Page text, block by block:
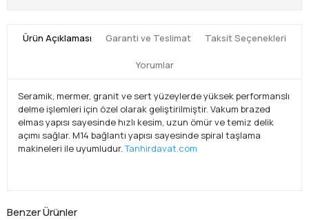
Ürün Açıklaması Garanti ve Teslimat Taksit Seçenekleri
Yorumlar
Seramik, mermer, granit ve sert yüzeylerde yüksek performanslı
delme işlemleri için özel olarak geliştirilmiştir. Vakum brazed
elmas yapısı sayesinde hızlı kesim, uzun ömür ve temiz delik
açımı sağlar. M14 bağlantı yapısı sayesinde spiral taşlama
makineleri ile uyumludur.Tanhirdavat.com
Benzer Ürünler